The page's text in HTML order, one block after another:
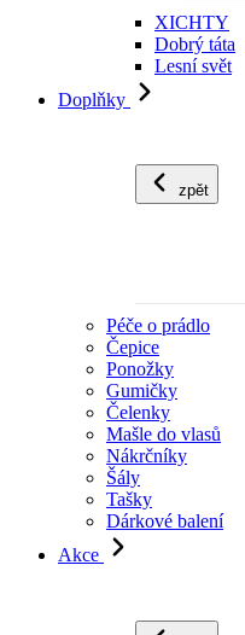
XICHTY
Dobrý táta
Lesní svět
Doplňky
zpět
Péče o prádlo
Čepice
Ponožky
Gumičky
Čelenky
Mašle do vlasů
Nákrčníky
Šály
Tašky
Dárkové balení
Akce